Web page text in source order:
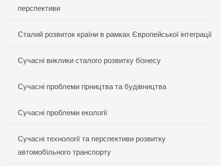
перспективи
Сталий розвиток країни в рамках Європейської інтеграції
Сучасні виклики сталого розвитку бізнесу
Сучасні проблеми гірництва та будівництва
Сучасні проблеми екології
Сучасні технології та перспективи розвитку
автомобільного транспорту